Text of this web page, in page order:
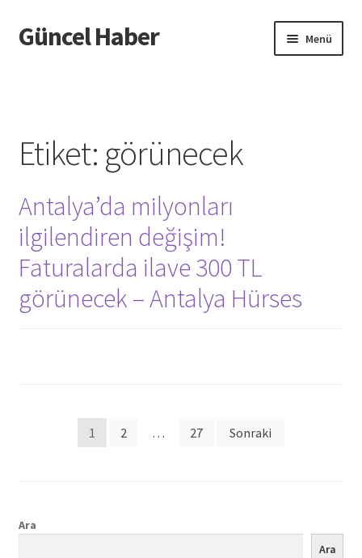
Dolaşıma
geç
İçeriğe
geç
Güncel Haber Menü
Etiket: görünecek
Antalya’da milyonları
ilgilendiren değişim!
Faturalarda ilave 300 TL
görünecek – Antalya Hürses
1 2 … 27 Sonraki
Ara
Ara